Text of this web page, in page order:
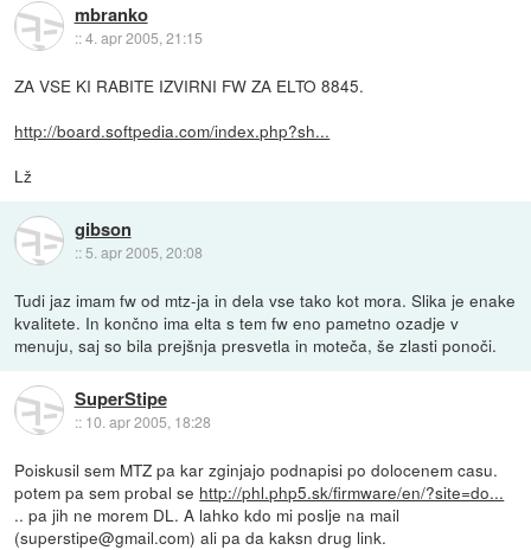
mbranko
::4. apr 2005, 21:15
ZA VSE KI RABITE IZVIRNI FW ZA ELTO 8845.
http://board.softpedia.com/index.php?sh...
Lž
gibson
:: 5. apr 2005, 20:08
Tudi jaz imam fw od mtz-ja in dela vse tako kot mora. Slika je enake
kvalitete. In končno ima elta s tem fw eno pametno ozadje v
menuju, saj so bila prejšnja presvetla in moteča, še zlasti ponoči.
SuperStipe
:: 10. apr 2005, 18:28
Poiskusil sem MTZ pa kar zginjajo podnapisi po dolocenem casu.
potem pa sem probal se http://phl.php5.sk/firmware/en/?site=do...
.. pa jih ne morem DL. A lahko kdo mi poslje na mail
(superstipe@gmail.com) ali pa da kaksn drug link.